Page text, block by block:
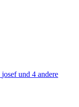
josef und 4 andere